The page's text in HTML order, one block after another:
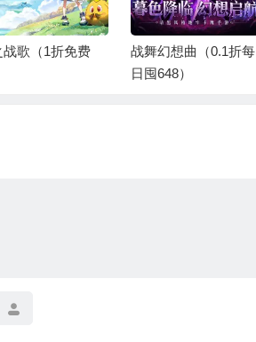
战歌（1折免费
战舞幻想曲（0.1折每
日囤648）